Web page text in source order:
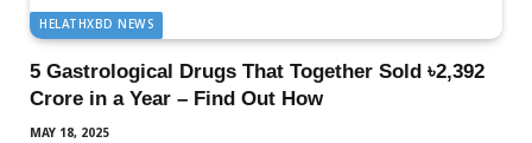
HELATHXBD NEWS
5 Gastrological Drugs That Together Sold ৳2,392
Crore in a Year – Find Out How
MAY 18, 2025